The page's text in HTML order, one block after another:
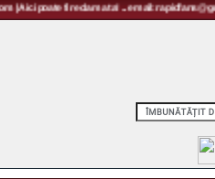
fi reclama ta! ... email: rapidfans@gmail.com